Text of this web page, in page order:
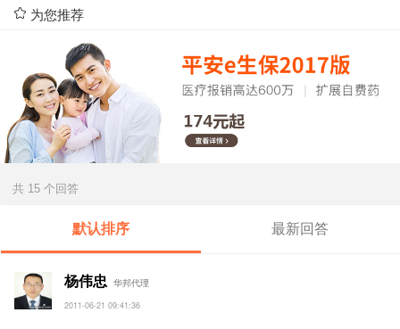
为您推荐
共 15 个回答
默认排序 最新回答
杨伟忠 华邦代理
2011-06-21 09:41:36